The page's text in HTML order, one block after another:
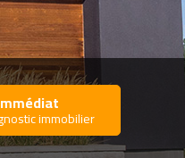
immobilier